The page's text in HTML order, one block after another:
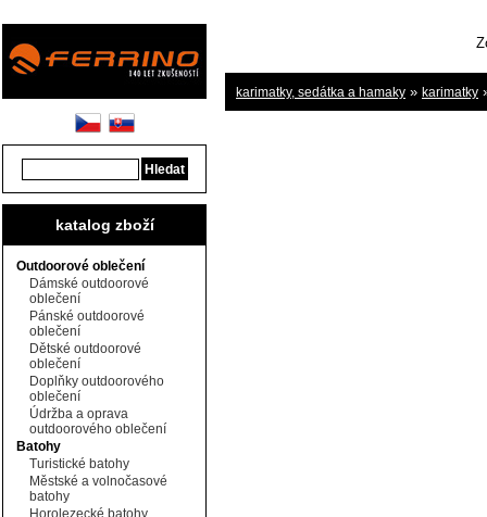
katalog zboží
Outdoorové oblečení
Dámské outdoorové
oblečení
Pánské outdoorové
oblečení
Dětské outdoorové
oblečení
Doplňky outdoorového
oblečení
Údržba a oprava
outdoorového oblečení
Batohy
Turistické batohy
Městské a volnočasové
batohy
Horolezecké batohy
karimatky, sedátka a hamaky » karimatky